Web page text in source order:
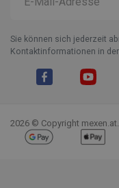
Sie können sich jederzeit
Kontaktinformationen in
2026 © Copyright